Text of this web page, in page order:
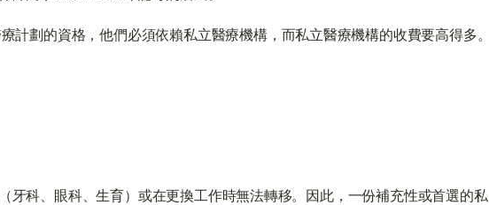
計劃的資格，他們必須依賴私立醫療機構，而私立醫療機構的收費要高得多。
科、眼科、生育）或在更換工作時無法轉移。因此，一份補充性或首選的私